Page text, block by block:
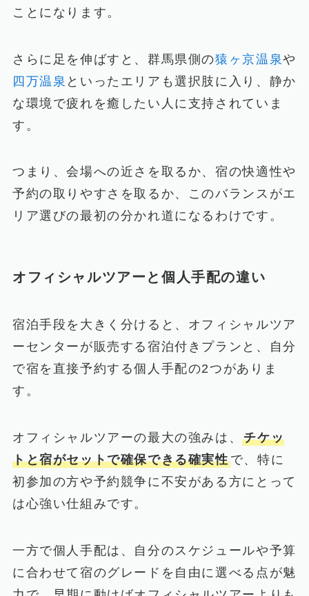
ことになります。
さらに足を伸ばすと、群馬県側の猿ヶ京温泉や
四万温泉 といったエリアも選択肢に入り、静か
な環境で疲れを癒したい人に支持されていま
す。
つまり、会場への近さを取るか、宿の快適性や
予約の取りやすさを取るか、このバランスがエ
リア選びの最初の分かれ道になるわけです。
オフィシャルツアーと個人手配の違い
宿泊手段を大きく分けると、オフィシャルツア
ーセンターが販売する宿泊付きプランと、自分
で宿を直接予約する個人手配の2つがありま
す。
オフィシャルツアーの最大の強みは、チケッ
トと宿がセットで確保できる確実性で、特に
初参加の方や予約競争に不安がある方にとって
は心強い仕組みです。
一方で個人手配は、自分のスケジュールや予算
に合わせて宿のグレードを自由に選べる点が魅